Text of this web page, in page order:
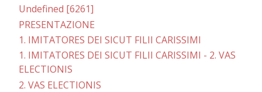
Undefined [6261]
PRESENTAZIONE
1. IMITATORES DEI SICUT FILII CARISSIMI
1. IMITATORES DEI SICUT FILII CARISSIMI - 2. VAS
ELECTIONIS
2. VAS ELECTIONIS